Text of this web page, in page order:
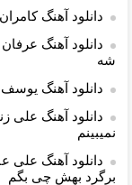
دانلود آهنگ
دانلود آهنگ
شه
دانلود آهنگ
دانلود آهنگ علی
ﻧﻤﻴﺒﻴﻨﻢ
دانلود آهنگ علی
برگرد بهش چی بگم